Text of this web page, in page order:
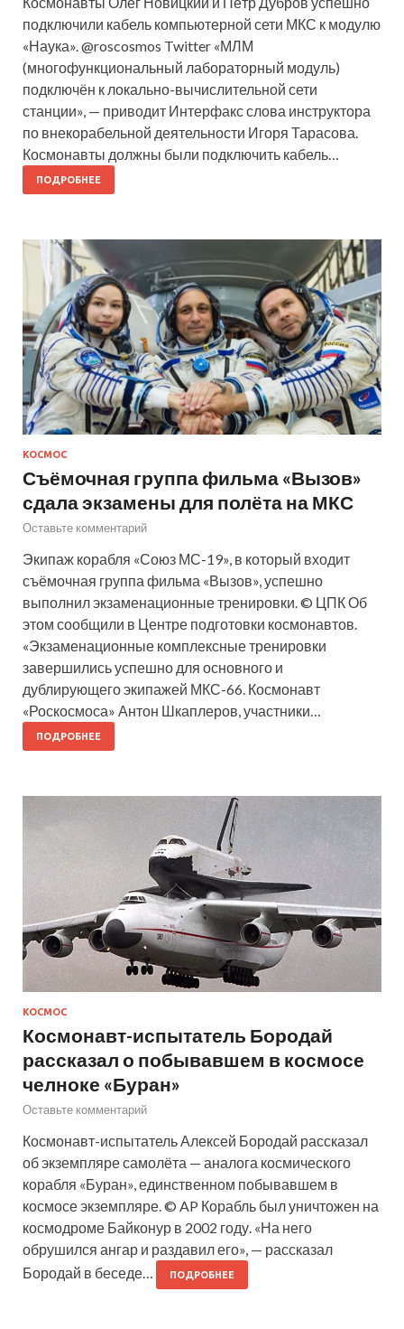
подключили кабель компьютерной сети МКС к модулю
«Наука». @roscosmos Twitter «МЛМ
(многофункциональный лабораторный модуль)
подключён к локально-вычислительной сети
станции», — приводит Интерфакс слова инструктора
по внекорабельной деятельности Игоря Тарасова.
Космонавты должны были подключить кабель…
ПОДРОБНЕЕ
КОСМОС
Съёмочная группа фильма «Вызов»
сдала экзамены для полёта на МКС
Оставьте комментарий
Экипаж корабля «Союз МС-19», в который входит
съёмочная группа фильма «Вызов», успешно
выполнил экзаменационные тренировки. © ЦПК Об
этом сообщили в Центре подготовки космонавтов.
«Экзаменационные комплексные тренировки
завершились успешно для основного и
дублирующего экипажей МКС-66. Космонавт
«Роскосмоса» Антон Шкаплеров, участники…
ПОДРОБНЕЕ
КОСМОС
Космонавт-испытатель Бородай
рассказал о побывавшем в космосе
челноке «Буран»
Оставьте комментарий
Космонавт-испытатель Алексей Бородай рассказал
об экземпляре самолёта — аналога космического
корабля «Буран», единственном побывавшем в
космосе экземпляре. © AP Корабль был уничтожен на
космодроме Байконур в 2002 году. «На него
обрушился ангар и раздавил его», — рассказал
Бородай в беседе…
ПОДРОБНЕЕ